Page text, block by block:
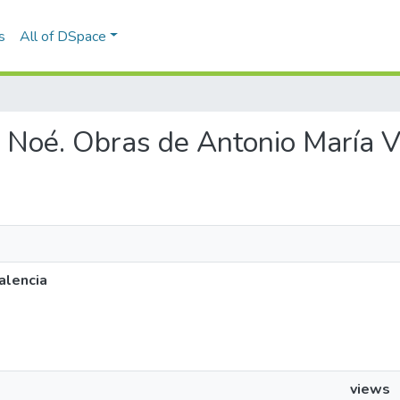
All of DSpace
Obras de Antonio María
views